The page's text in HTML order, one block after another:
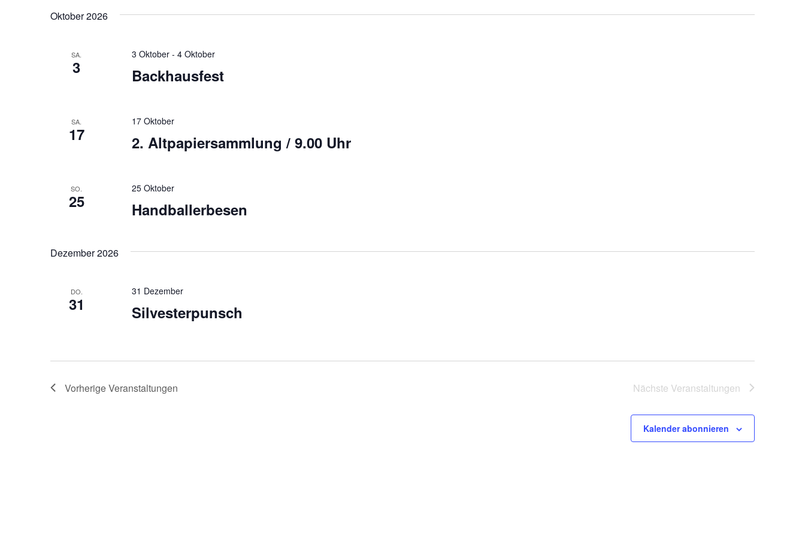
Oktober 2026
SA.
3 Backhausfest
3 Oktober- 4 Oktober
SA.
17 2. Altpapiersammlung / 9.00 Uhr
17 Oktober
SO.
25 Handballerbesen
25 Oktober
Dezember 2026
DO.
31 Silvesterpunsch
31 Dezember
VorherigeVeranstaltungen Nächste Veranstaltungen
Kalender abonnieren